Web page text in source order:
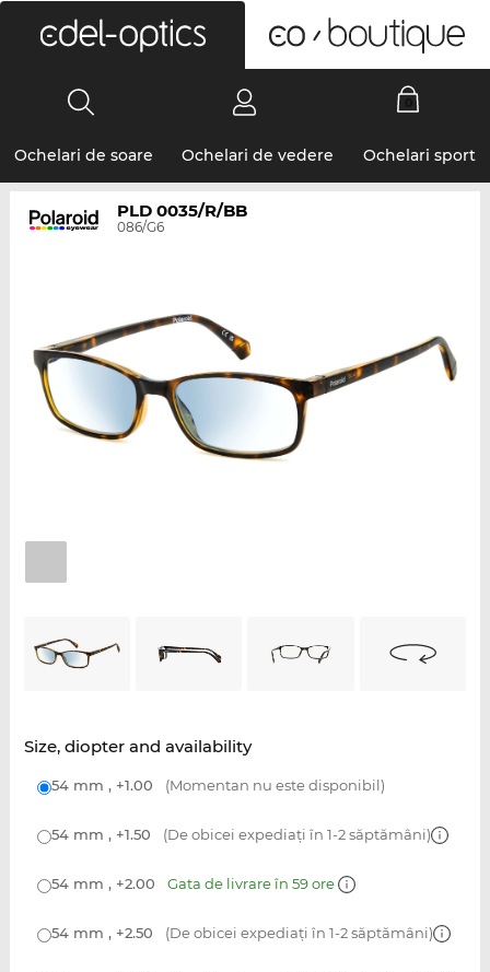
Ochelari de soare Ochelari de vedere Ochelari sport
PLD 0035/R/BB
086/G6
Size, diopter and availability
54 mm , +1.00 (Momentan nu este disponibil)
54 mm , +1.50 (De obicei expediați în 1-2 săptămâni)
54 mm , +2.00 Gata de livrare în 59 ore
54 mm , +2.50 (De obicei expediați în 1-2 săptămâni)